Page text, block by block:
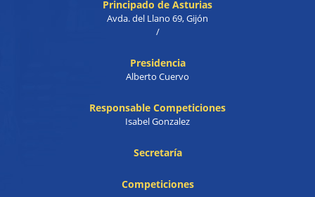
Principado de Asturias
Avda. del Llano 69, Gijón
/
Presidencia
Alberto Cuervo
Responsable Competiciones
Isabel Gonzalez
Secretaría
Competiciones